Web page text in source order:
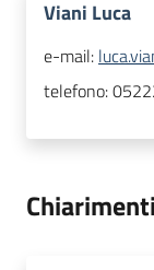
Viani Luca
e-mail:
telefono:
Chiarimenti